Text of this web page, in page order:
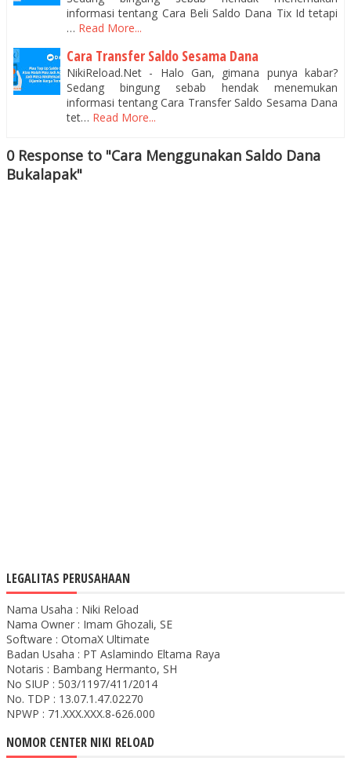
informasi tentang Cara Beli Saldo Dana Tix Id tetapi
… Read More...
Cara Transfer Saldo Sesama Dana
NikiReload.Net - Halo Gan, gimana punya kabar?
Sedang bingung sebab hendak menemukan
informasi tentang Cara Transfer Saldo Sesama Dana
tet… Read More...
0 Response to "Cara Menggunakan Saldo Dana
Bukalapak"
LEGALITAS PERUSAHAAN
Nama Usaha : Niki Reload
Nama Owner : Imam Ghozali, SE
Software : OtomaX Ultimate
Badan Usaha : PT Aslamindo Eltama Raya
Notaris : Bambang Hermanto, SH
No SIUP : 503/1197/411/2014
No. TDP : 13.07.1.47.02270
NPWP : 71.XXX.XXX.8-626.000
NOMOR CENTER NIKI RELOAD